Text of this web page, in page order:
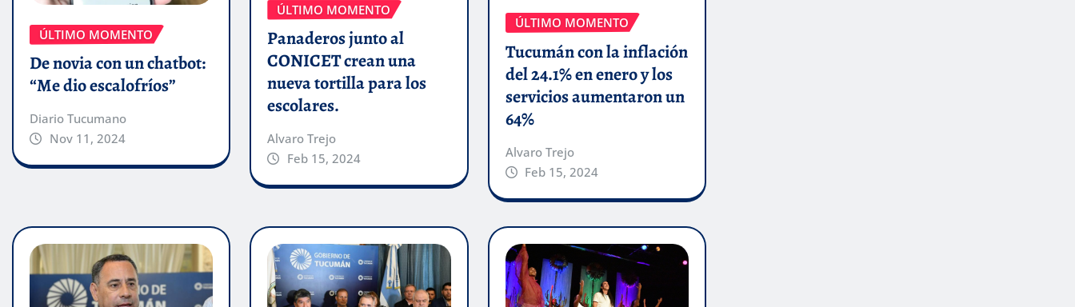
ÚLTIMO MOMENTO
De novia con un chatbot:
“Me dio escalofríos”
Diario Tucumano
Nov 11, 2024
ÚLTIMO MOMENTO
Panaderos junto al
CONICET crean una
nueva tortilla para los
escolares.
Alvaro Trejo
Feb 15, 2024
ÚLTIMO MOMENTO
Tucumán con la inflación
del 24.1% en enero y los
servicios aumentaron un
64%
Alvaro Trejo
Feb 15, 2024